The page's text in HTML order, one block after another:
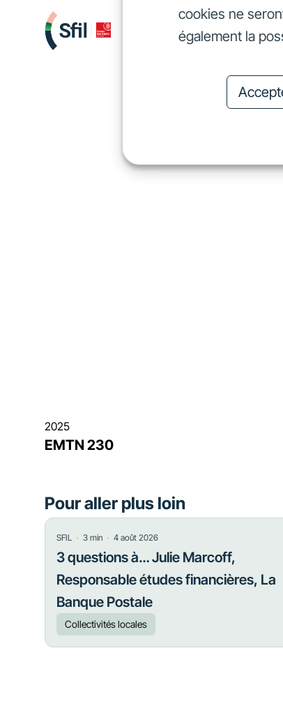
cookies ne
également la
Nous finançons
Nous finançons
2025
EMTN 230
Pour aller plus loin
SFIL ・ 3 min ・ 4 août 2026
3 questions à… Julie Marcoff,
Responsable études financières, La
Banque Postale
Collectivités locales